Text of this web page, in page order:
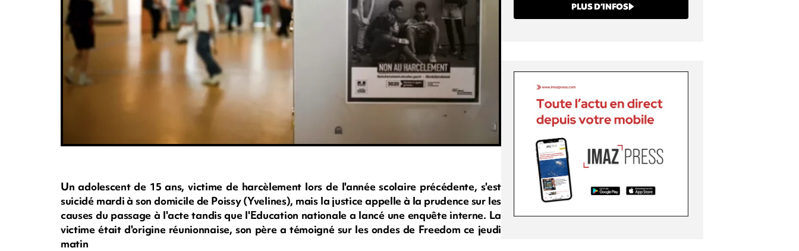
Un adolescent de 15 ans, victime de harcèlement lors de l'année scolaire précédente, s'est
suicidé mardi à son domicile de Poissy (Yvelines), mais la justice appelle à la prudence sur les
causes du passage à l'acte tandis que l'Education nationale a lancé une enquête interne. La
victime était d'origine réunionnaise, son père a témoigné sur les ondes de Freedom ce jeudi
matin
PLUS D’INFOS